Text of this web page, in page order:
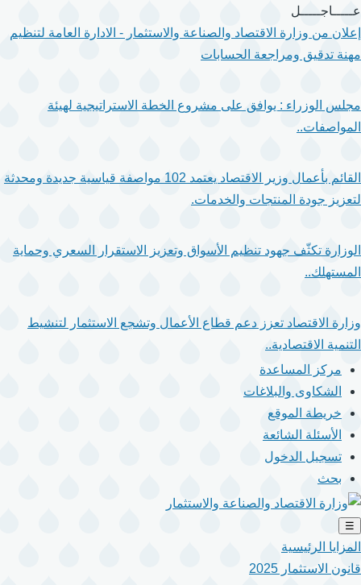
تجاوز
إلى
المحتوى
عـــــاجـــــل
إعلان من وزارة الاقتصاد والصناعة والاستثمار - الادارة العامة لتنظيم
مهنة تدقيق ومراجعة الحسابات
مجلس الوزراء : يوافق على مشروع الخطة الاستراتيجية لهيئة
المواصفات..
القائم بأعمال وزير الاقتصاد يعتمد 102 مواصفة قياسية جديدة ومحدثة
لتعزيز جودة المنتجات والخدمات.
الوزارة تكثّف جهود تنظيم الأسواق وتعزيز الاستقرار السعري وحماية
المستهلك..
وزارة الاقتصاد تعزز دعم قطاع الأعمال وتشجع الاستثمار لتنشيط
التنمية الاقتصادية..
مركز المساعدة
الشكاوى والبلاغات
خريطة الموقع
الأسئلة الشائعة
تسجيل الدخول
بحث
☰
المزايا الرئيسية
قانون الاستثمار 2025